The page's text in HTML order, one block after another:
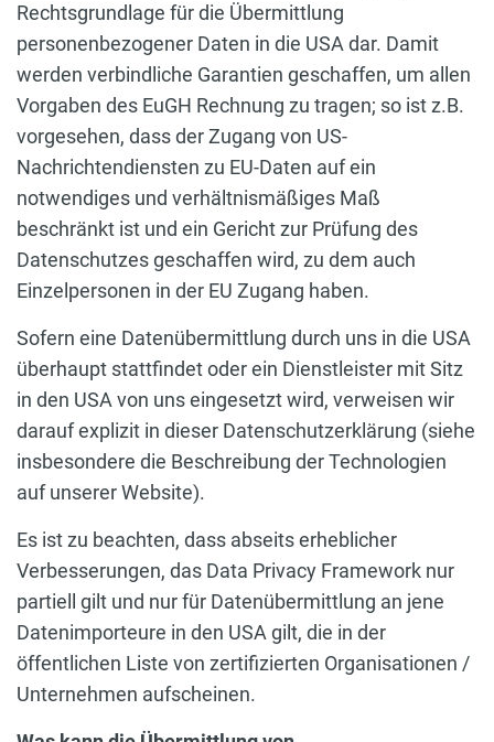
Rechtsgrundlage für die Übermittlung
personenbezogener Daten in die USA dar. Damit
werden verbindliche Garantien geschaffen, um allen
Vorgaben des EuGH Rechnung zu tragen; so ist z.B.
vorgesehen, dass der Zugang von US-
Nachrichtendiensten zu EU-Daten auf ein
notwendiges und verhältnismäßiges Maß
beschränkt ist und ein Gericht zur Prüfung des
Datenschutzes geschaffen wird, zu dem auch
Einzelpersonen in der EU Zugang haben.
Sofern eine Datenübermittlung durch uns in die USA
überhaupt stattfindet oder ein Dienstleister mit Sitz
in den USA von uns eingesetzt wird, verweisen wir
darauf explizit in dieser Datenschutzerklärung (siehe
insbesondere die Beschreibung der Technologien
auf unserer Website).
Es ist zu beachten, dass abseits erheblicher
Verbesserungen, das Data Privacy Framework nur
partiell gilt und nur für Datenübermittlung an jene
Datenimporteure in den USA gilt, die in der
öffentlichen Liste von zertifizierten Organisationen /
Unternehmen aufscheinen.